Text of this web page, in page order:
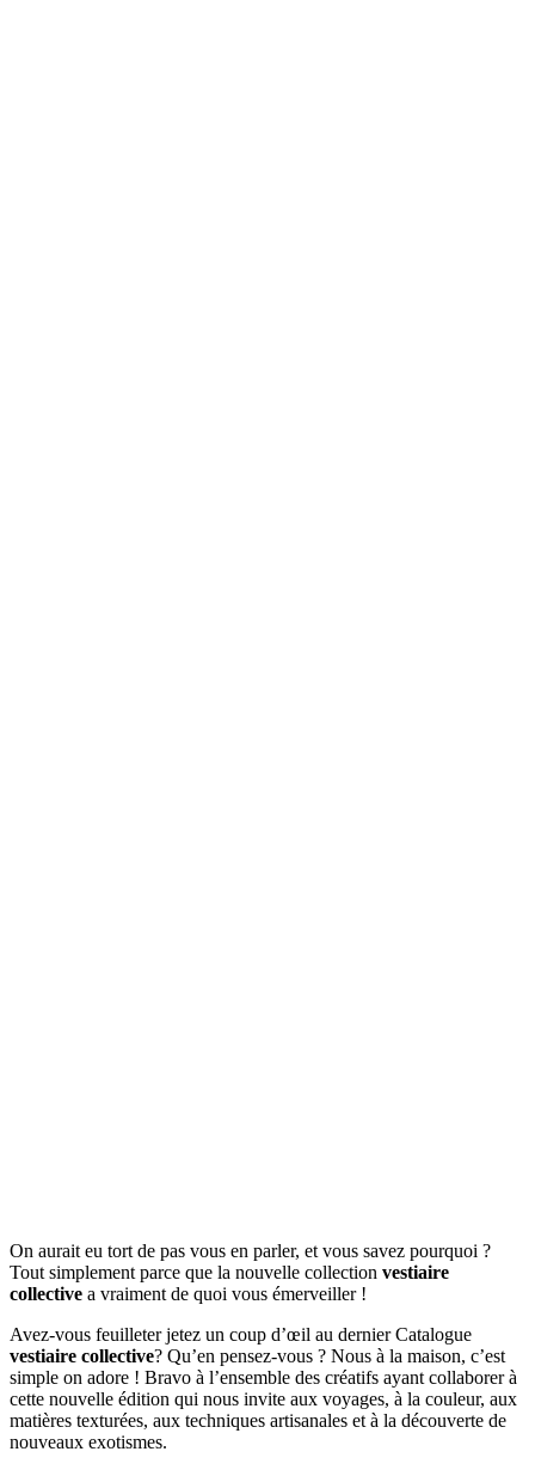
On aurait eu tort de pas vous en parler, et vous savez pourquoi ?
Tout simplement parce que la nouvelle collection vestiaire
collective a vraiment de quoi vous émerveiller !
Avez-vous feuilleter jetez un coup d’œil au dernier Catalogue
vestiaire collective? Qu’en pensez-vous ? Nous à la maison, c’est
simple on adore ! Bravo à l’ensemble des créatifs ayant collaborer à
cette nouvelle édition qui nous invite aux voyages, à la couleur, aux
matières texturées, aux techniques artisanales et à la découverte de
nouveaux exotismes.